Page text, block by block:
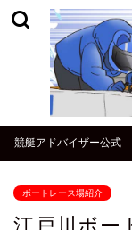
競艇アドバイザー公式
ボートレース場紹介